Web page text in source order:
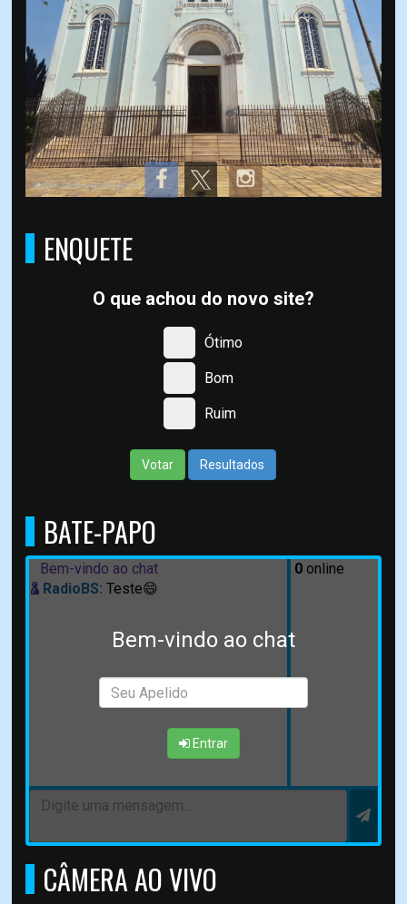
ENQUETE
O que achou do novo site?
Ótimo
Bom
Ruim
Votar Resultados
BATE-PAPO
Bem-vindo ao chat
Entrar
Bem-vindo ao chat
RadioBS: Teste😄
0online
CÂMERA AO VIVO